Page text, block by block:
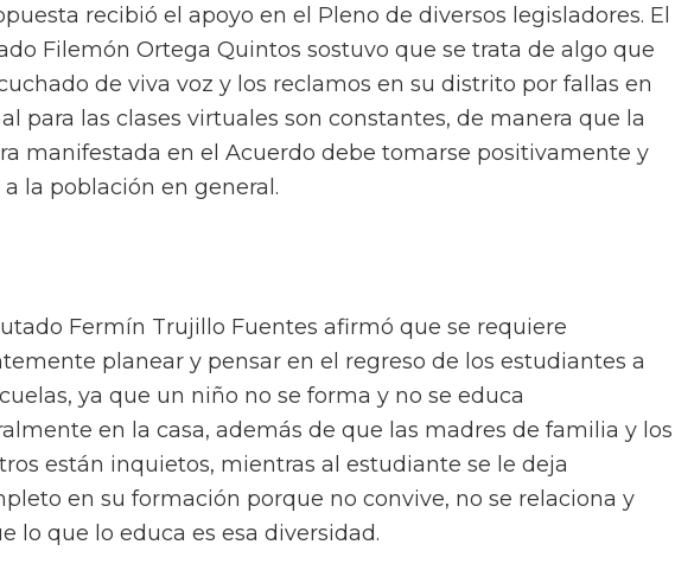
recibió el apoyo en el Pleno de diversos legisladores. El
Filemón Ortega Quintos sostuvo que se trata de algo que
de viva voz y los reclamos en su distrito por fallas en
para las clases virtuales son constantes, de manera que la
manifestada en el Acuerdo debe tomarse positivamente y
a la población en general.
Fermín Trujillo Fuentes afirmó que se requiere
planear y pensar en el regreso de los estudiantes a
ya que un niño no se forma y no se educa
en la casa, además de que las madres de familia y los
están inquietos, mientras al estudiante se le deja
en su formación porque no convive, no se relaciona y
lo que lo educa es esa diversidad.